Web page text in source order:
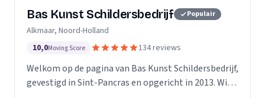
Bas Kunst Schildersbedrijf Populair
Alkmaar, Noord-Holland
10,0Moving Score 134 reviews
Welkom op de pagina van Bas Kunst Schildersbedrijf,
gevestigd in Sint-Pancras en opgericht in 2013. Wij